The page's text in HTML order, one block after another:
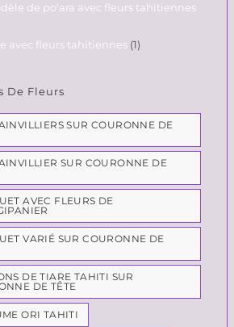
de po'ara avec fleurs tahitiennes
avec fleurs tahitiennes 1
De Fleurs
SUR COURONNE DE
SUR COURONNE DE
AVEC FLEURS DE
VARIÉ SUR COURONNE DE
DE TIARE TAHITI SUR
DE TÊTE
ORI TAHITI